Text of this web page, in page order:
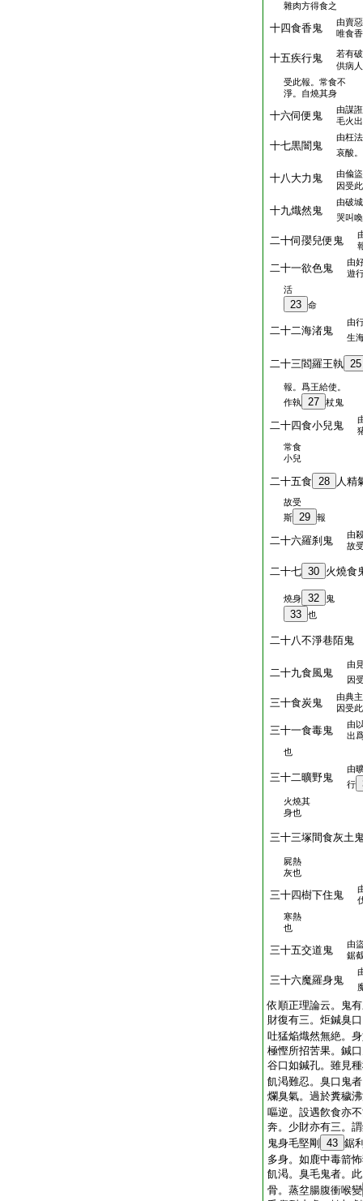
雜肉方得食之
十四食香鬼
由賣
唯食
十五疾行鬼
若有
供病
受此報。常食不
淨。自燒其身
十六伺便鬼
由謀
毛火
十七黒闇鬼
由枉
哀酸
十八大力鬼
由偸
因受
十九熾然鬼
由破
哭叫
二十伺孾兒便鬼
二十一欲色鬼
由
遊
活
23 命
二十二海渚鬼
由
生
二十三閻羅王執 25
報。爲王給使。
作執
27 杖鬼
二十四食小兒鬼
常食
小兒
二十五食 28 人
故受
斯
29 報
二十六羅刹鬼
由
故
二十七 30 火燒
燒身 32 鬼
33 也
二十八不淨巷陌
二十九食風鬼
由
因
三十食炭鬼
由典
因受
三十一食毒鬼
由
出
也
三十二曠野鬼
由
行
火燒其
身也
三十三塚間食灰
屍熱
灰也
三十四樹下住鬼
寒熱
也
三十五交道鬼
由
鋸
三十六魔羅身鬼
依順正理論云。鬼
財復有三。炬鍼臭
吐猛焔熾然無絶。
極慳所招苦果。鍼
谷口如鍼孔。雖見
飢渇難忍。臭口鬼
爛臭氣。過於糞穢
嘔逆。設遇飮食亦
奔。少財亦有三。
鬼身毛堅剛
43 鋸
多身。如鹿中毒箭
飢渇。臭毛鬼者。
骨。蒸坌腸腹衝喉變